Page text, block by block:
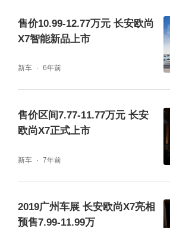
售价10.99-12.77万元 长安欧尚
X7智能新品上市
新车 6年前
售价区间7.77-11.77万元 长安
欧尚X7正式上市
新车 7年前
2019广州车展 长安欧尚X7亮相
预售7.99-11.99万